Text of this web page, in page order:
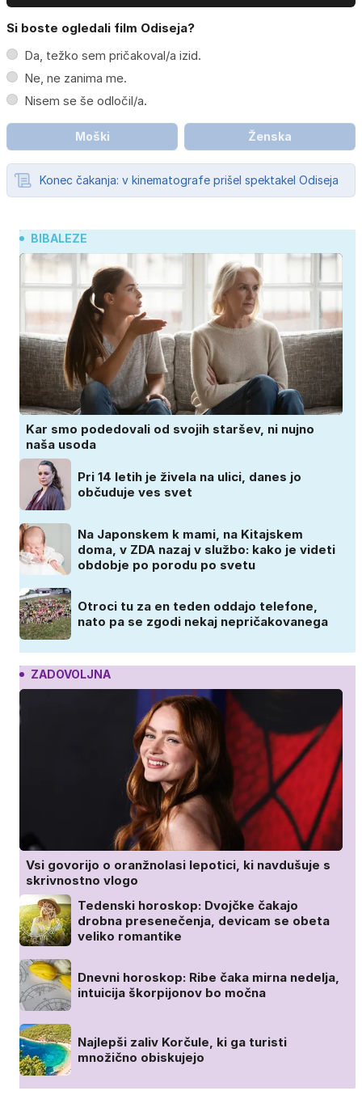
Si boste ogledali film Odiseja?
Da, težko sem pričakoval/a izid.
Ne, ne zanima me.
Nisem se še odločil/a.
Moški Ženska
Konec čakanja: v kinematografe prišel spektakel Odiseja
BIBALEZE
Kar smo podedovali od svojih staršev, ni nujno
naša usoda
Pri 14 letih je živela na ulici, danes jo
občuduje ves svet
Na Japonskem k mami, na Kitajskem
doma, v ZDA nazaj v službo: kako je videti
obdobje po porodu po svetu
Otroci tu za en teden oddajo telefone,
nato pa se zgodi nekaj nepričakovanega
ZADOVOLJNA
Vsi govorijo o oranžnolasi lepotici, ki navdušuje s
skrivnostno vlogo
Tedenski horoskop: Dvojčke čakajo
drobna presenečenja, devicam se obeta
veliko romantike
Dnevni horoskop: Ribe čaka mirna nedelja,
intuicija škorpijonov bo močna
Najlepši zaliv Korčule, ki ga turisti
množično obiskujejo